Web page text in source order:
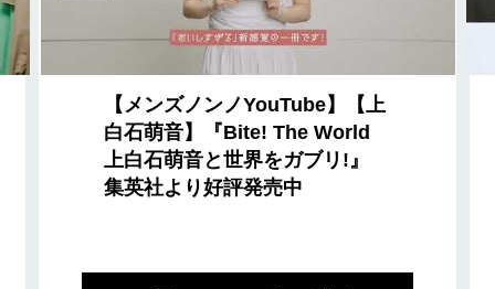
【メンズノンノYouTube】【上
白石萌音】『Bite! The World
上白石萌音と世界をガブリ!』
集英社より好評発売中